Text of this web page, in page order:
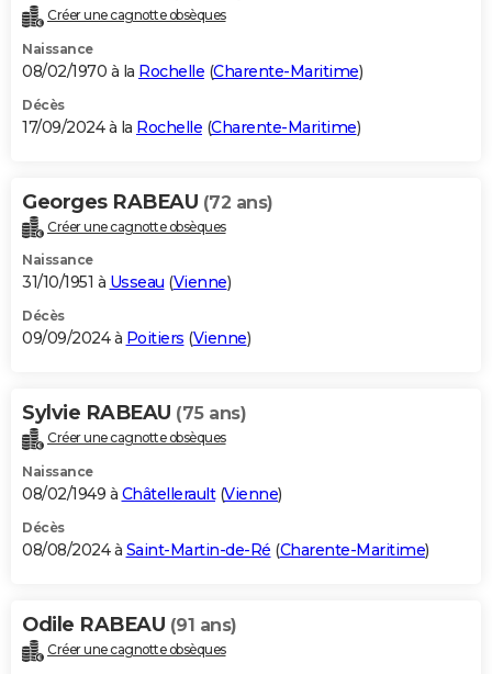
Créer une cagnotte obsèques
Naissance
08/02/1970 à la Rochelle (Charente-Maritime)
Décès
17/09/2024 à la Rochelle (Charente-Maritime)
Georges RABEAU (72 ans)
Créer une cagnotte obsèques
Naissance
31/10/1951 à Usseau (Vienne)
Décès
09/09/2024 à Poitiers (Vienne)
Sylvie RABEAU (75 ans)
Créer une cagnotte obsèques
Naissance
08/02/1949 à Châtellerault(Vienne)
Décès
08/08/2024 à Saint-Martin-de-Ré (Charente-Maritime)
Odile RABEAU (91 ans)
Créer une cagnotte obsèques